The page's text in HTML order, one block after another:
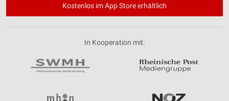
Kostenlos im App Store erhältlich
In Kooperation mit: